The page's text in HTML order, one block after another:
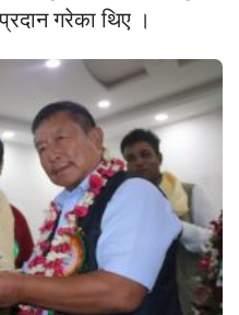
गरेका थिए ।